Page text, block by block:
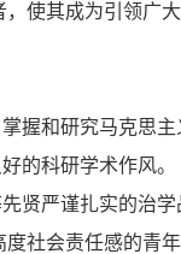
使其成为引领广
握和研究马克思主
的科研学术作风。
贤严谨扎实的治
社会责任感的青年